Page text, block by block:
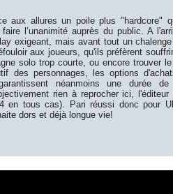
aux allures un poile plus "hardcore"
l’unanimitéauprès dupublic. A
exigeant, mais avant tout un
aux joueurs, qu'ils préfèrent
solo tropcourte, ou encore trouver
des personnages, les options
néanmoins une durée de
rien à reprocher ici, l'éditeur
en tous cas). Pari réussi donc pour
dors et déjà longue vie!